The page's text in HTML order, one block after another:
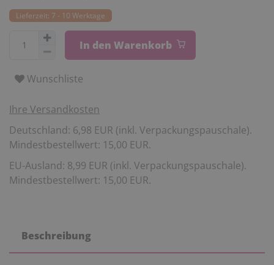
Lieferzeit: 7 - 10 Werktage
In den Warenkorb
Wunschliste
Ihre Versandkosten
Deutschland: 6,98 EUR (inkl. Verpackungspauschale).
Mindestbestellwert: 15,00 EUR.
EU-Ausland: 8,99 EUR (inkl. Verpackungspauschale).
Mindestbestellwert: 15,00 EUR.
Beschreibung